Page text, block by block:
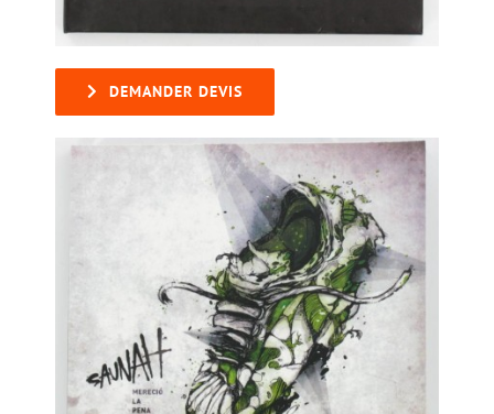
DEMANDER DEVIS